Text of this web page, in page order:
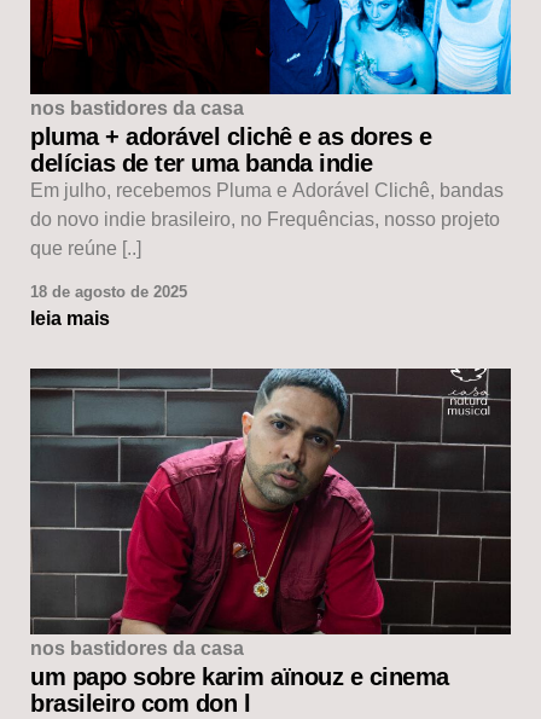
nos bastidores da casa
pluma + adorável clichê e as dores e
delícias de ter uma banda indie
Em julho, recebemos Pluma e Adorável Clichê, bandas
do novo indie brasileiro, no Frequências, nosso projeto
que reúne [..]
18 de agosto de 2025
leia mais
nos bastidores da casa
um papo sobre karim aïnouz e cinema
brasileiro com don l